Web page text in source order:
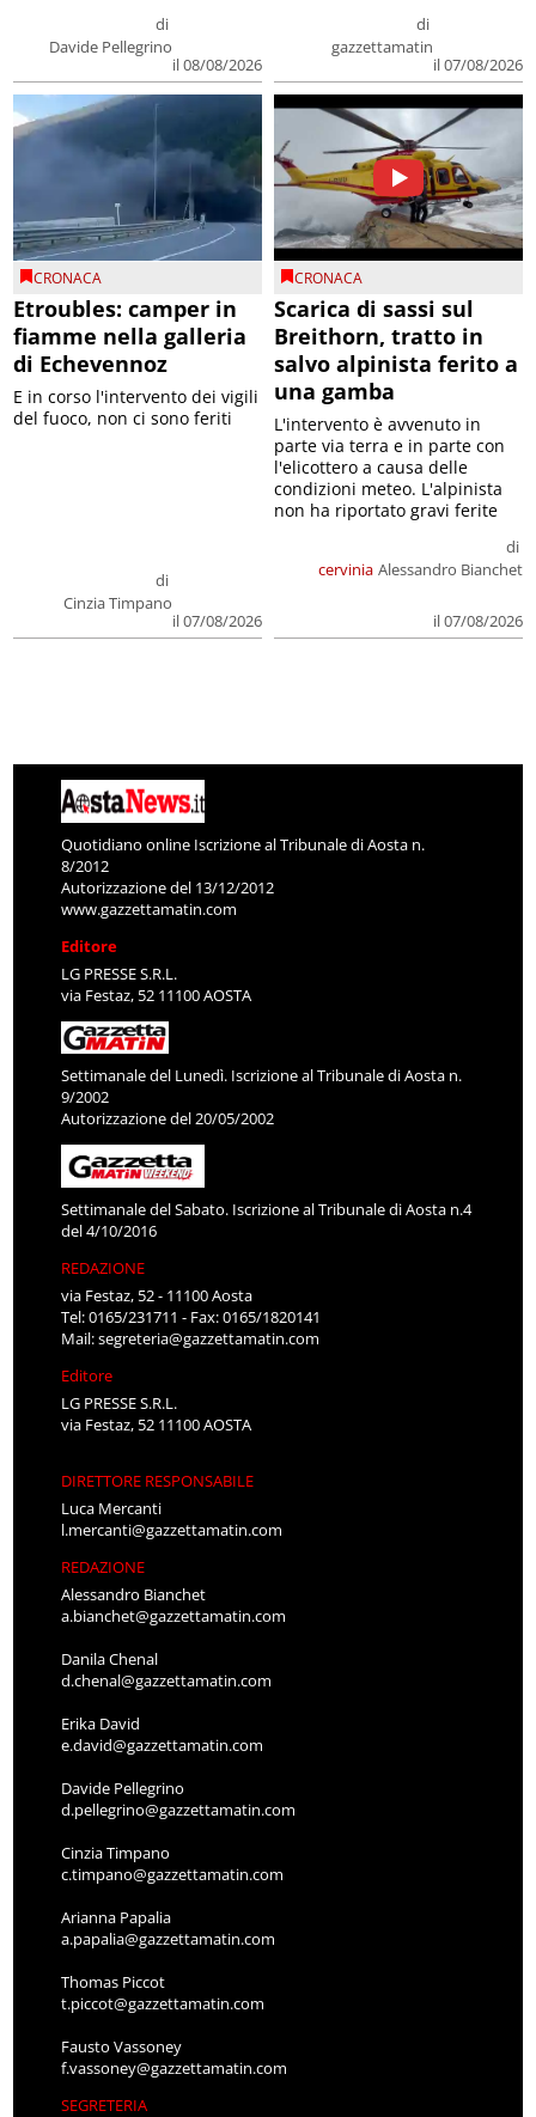
di
Davide Pellegrino
il 08/08/2026
di
gazzettamatin
il 07/08/2026
CRONACA
Etroubles: camper in
fiamme nella galleria
di Echevennoz
di
Cinzia Timpano
il 07/08/2026
E in corso l'intervento dei vigili
del fuoco, non ci sono feriti
CRONACA
Scarica di sassi sul
Breithorn, tratto in
salvo alpinista ferito a
una gamba
cervinia
di
Alessandro Bianchet
il 07/08/2026
L'intervento è avvenuto in
parte via terra e in parte con
l'elicottero a causa delle
condizioni meteo. L'alpinista
non ha riportato gravi ferite
Quotidiano online Iscrizione al Tribunale di Aosta n.
8/2012
Autorizzazione del 13/12/2012
www.gazzettamatin.com
Editore
LG PRESSE S.R.L.
via Festaz, 52 11100 AOSTA
Settimanale del Lunedì. Iscrizione al Tribunale di Aosta n.
9/2002
Autorizzazione del 20/05/2002
Settimanale del Sabato. Iscrizione al Tribunale di Aosta n.4
del 4/10/2016
REDAZIONE
via Festaz, 52 - 11100 Aosta
Tel: 0165/231711 - Fax: 0165/1820141
Mail:segreteria@gazzettamatin.com
Editore
LG PRESSE S.R.L.
via Festaz, 52 11100 AOSTA
DIRETTORE RESPONSABILE
Luca Mercanti
l.mercanti@gazzettamatin.com
REDAZIONE
Alessandro Bianchet
a.bianchet@gazzettamatin.com
Danila Chenal
d.chenal@gazzettamatin.com
Erika David
e.david@gazzettamatin.com
Davide Pellegrino
d.pellegrino@gazzettamatin.com
Cinzia Timpano
c.timpano@gazzettamatin.com
Arianna Papalia
a.papalia@gazzettamatin.com
Thomas Piccot
t.piccot@gazzettamatin.com
Fausto Vassoney
f.vassoney@gazzettamatin.com
SEGRETERIA